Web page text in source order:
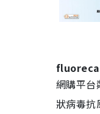
網購平
狀病毒